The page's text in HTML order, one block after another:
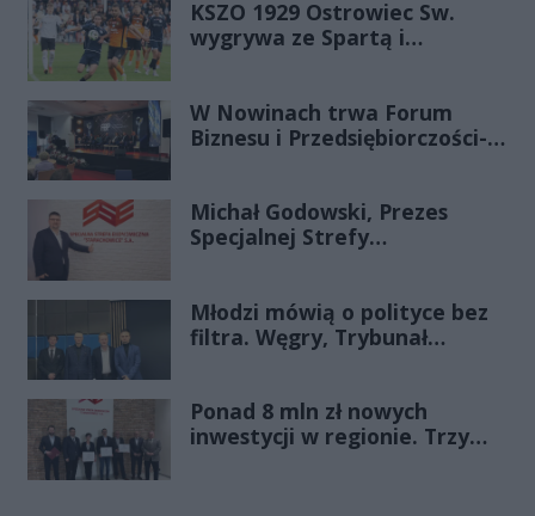
KSZO 1929 Ostrowiec Sw.
wygrywa ze Spartą i
W Nowinach trwa Forum
Biznesu i Przedsiębiorczości-
Michał Godowski, Prezes
Specjalnej Strefy
Porannej Rozmowy Radia
Rekord Świętokrzyskie
Młodzi mówią o polityce bez
filtra. Węgry, Trybunał
zmienia zasady gry
Ponad 8 mln zł nowych
inwestycji w regionie. Trzy